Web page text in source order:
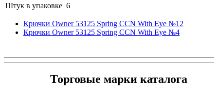
Штук в упаковке 6
Крючки Owner 53125 Spring CCN With Eye №12
Крючки Owner 53125 Spring CCN With Eye №4
Торговые марки каталога